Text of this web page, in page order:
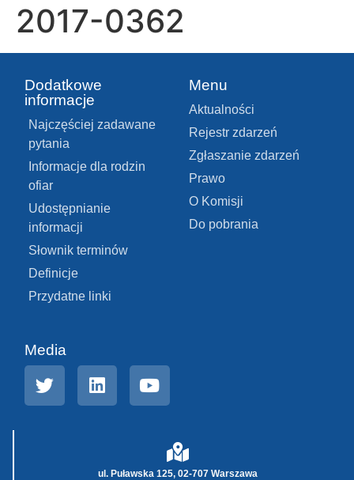
2017-0362
Dodatkowe
informacje
Najczęściej zadawane
pytania
Informacje dla rodzin
ofiar
Udostępnianie
informacji
Słownik terminów
Definicje
Przydatne linki
Menu
Aktualności
Rejestr zdarzeń
Zgłaszanie zdarzeń
Prawo
O Komisji
Do pobrania
Media
ul. Puławska 125, 02-707 Warszawa